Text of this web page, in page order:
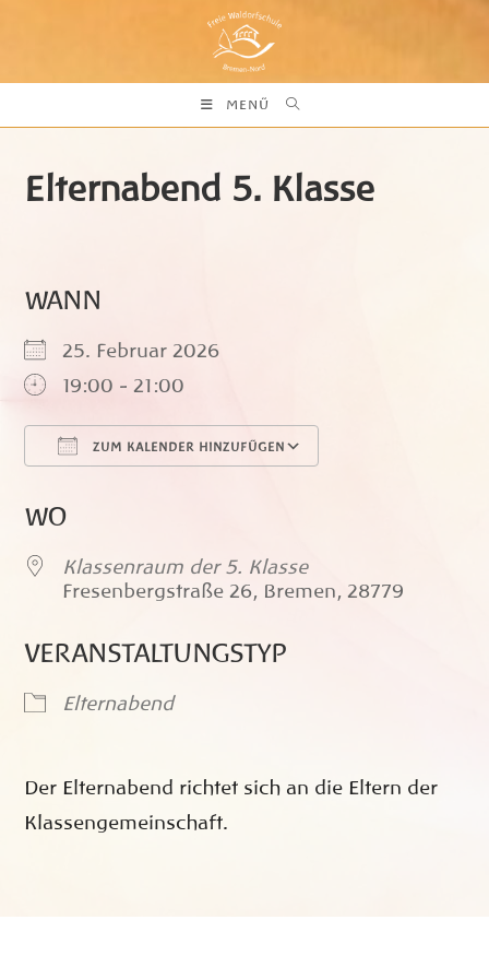
MENÜ
Elternabend 5. Klasse
WANN
25. Februar 2026
19:00 - 21:00
ZUM KALENDER HINZUFÜGEN
WO
Klassenraum der 5. Klasse
Fresenbergstraße 26, Bremen, 28779
VERANSTALTUNGSTYP
Elternabend
Der Elternabend richtet sich an die Eltern der
Klassengemeinschaft.